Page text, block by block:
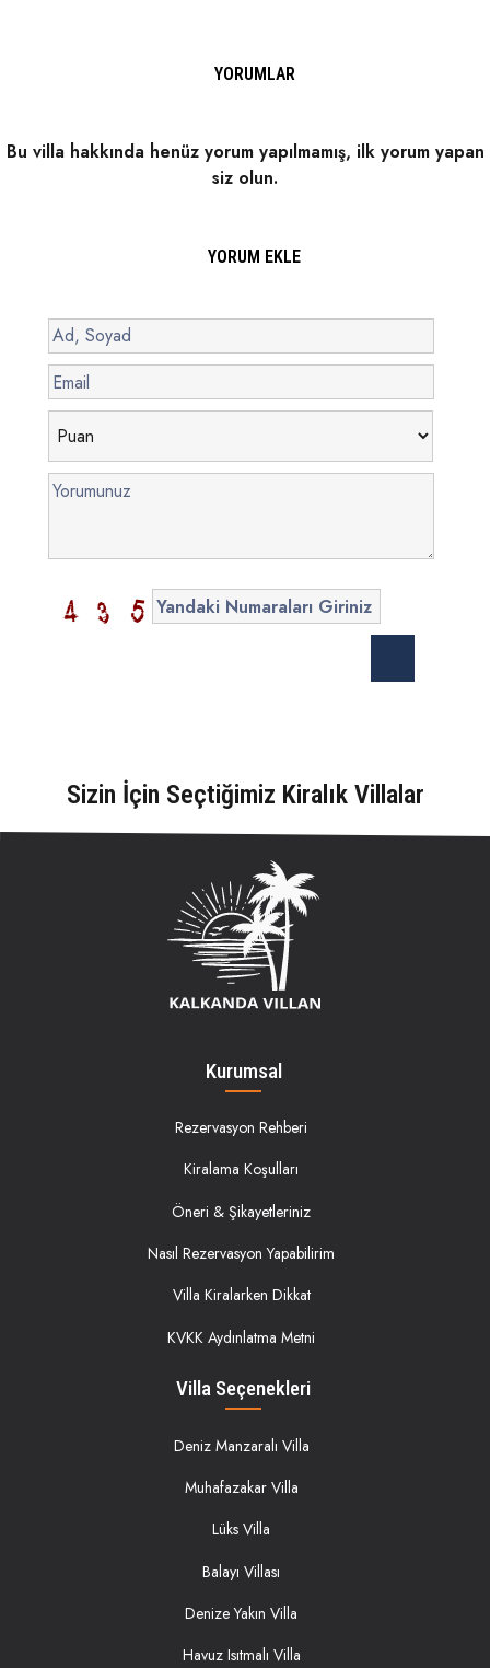
YORUMLAR
Bu villa hakkında henüz yorum yapılmamış, ilk yorum yapan
siz olun.
YORUM EKLE
Sizin İçin Seçtiğimiz Kiralık Villalar
Kurumsal
Rezervasyon Rehberi
Kiralama Koşulları
Öneri & Şikayetleriniz
Nasıl Rezervasyon Yapabilirim
Villa Kiralarken Dikkat
KVKK Aydınlatma Metni
Villa Seçenekleri
Deniz Manzaralı Villa
Muhafazakar Villa
Lüks Villa
Balayı Villası
Denize Yakın Villa
Havuz Isıtmalı Villa